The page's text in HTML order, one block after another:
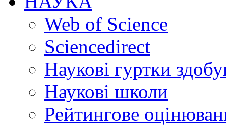
Web of Science
Sciencedirect
Наукові гуртки
Наукові школи
Рейтингове